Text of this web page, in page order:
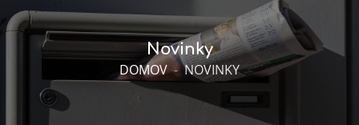
Novinky
DOMOV - NOVINKY